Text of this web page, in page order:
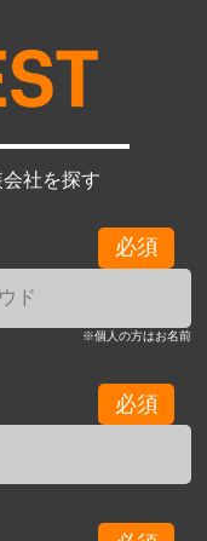
社を探す
必須
※個人の方はお名前
必須